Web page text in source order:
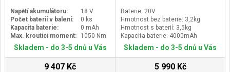
Napětí akumulátoru:
18 V
Počet baterií v balení:
0 ks
Kapacita baterie:
0 mAh
Max. kroutící moment:
1050 Nm
Skladem - do 3-5 dnů u Vás
9 407 Kč
Baterie: 20V
Hmotnost bez baterie: 3,2kg
Hmotnost s baterií: 3,5kg
Kapacita baterie: 4000mAh
Skladem - do 3-5 dnů u Vás
5 990 Kč